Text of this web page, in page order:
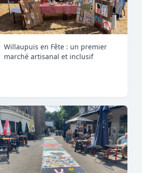
Willaupuis en Fête : un premier
marché artisanal et inclusif